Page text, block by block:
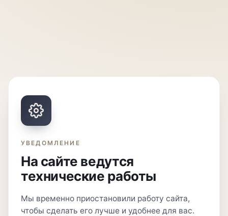
УВЕДОМЛЕНИЕ
На сайте ведутся
технические работы
Мы временно приостановили работу сайта,
чтобы сделать его лучше и удобнее для вас.